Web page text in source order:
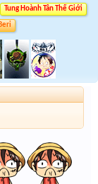
Tung Hoành Tân Thế Giới